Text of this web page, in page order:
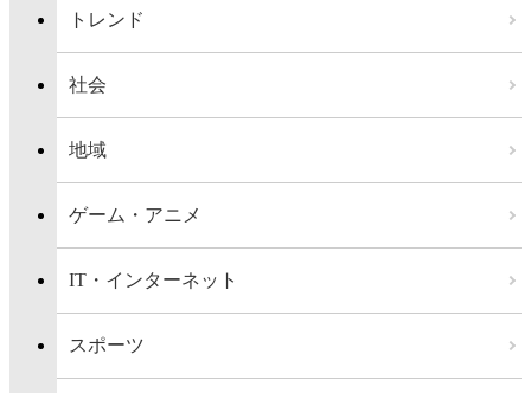
トレンド
社会
地域
ゲーム・アニメ
IT・インターネット
スポーツ